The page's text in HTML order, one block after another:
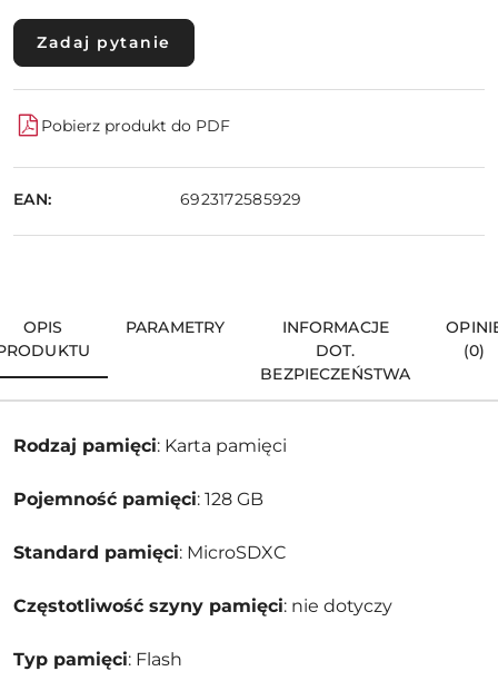
Zadaj pytanie
Pobierz produkt do PDF
EAN: 6923172585929
OPIS
PARAMETRY
INFORMACJE
DOT.
BEZPIECZEŃSTWA
(0)
Rodzaj pamięci: Karta pamięci
Pojemność pamięci: 128 GB
Standard pamięci: MicroSDXC
Częstotliwość szyny pamięci: nie dotyczy
Typ pamięci: Flash